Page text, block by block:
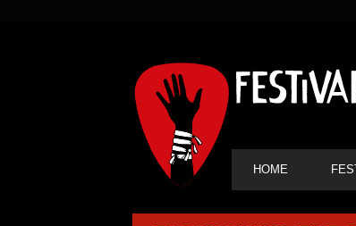
HAUPT-
HOME